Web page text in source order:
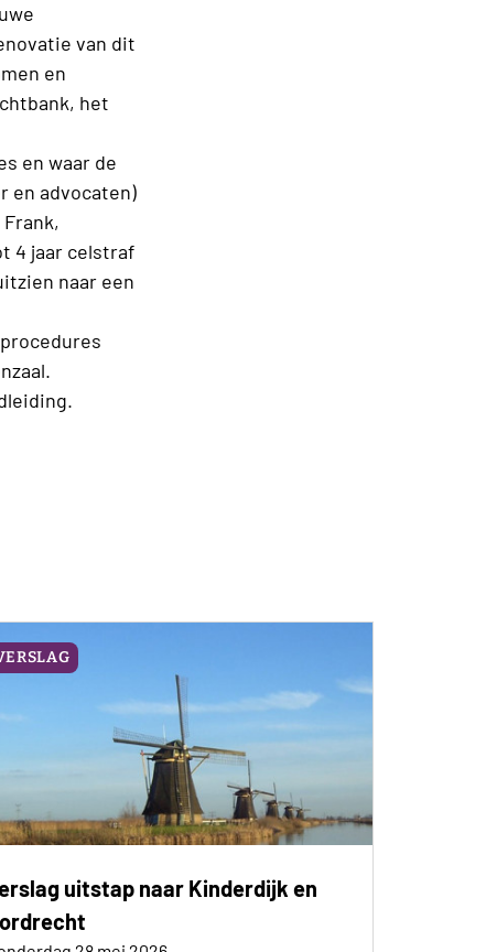
van dit
en
het
en waar de
en advocaten)
4 jaar celstraf
naar een
uitstap naar Kinderdijk en